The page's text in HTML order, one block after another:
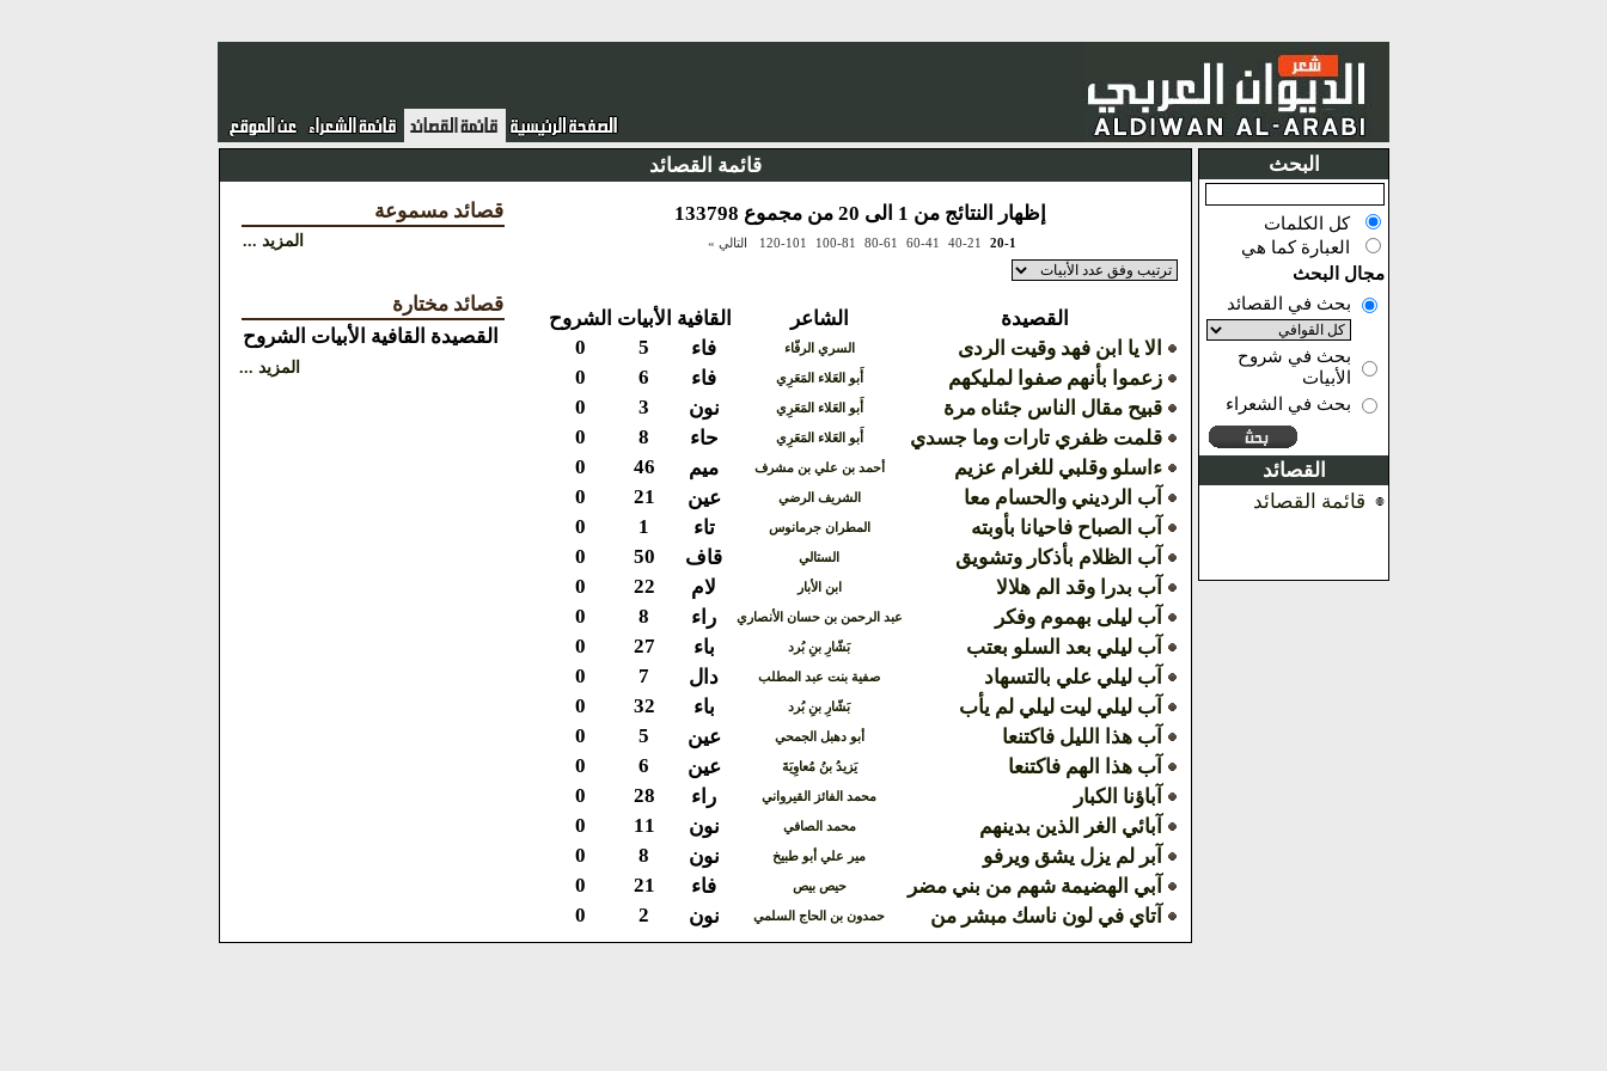
البحث
كل الكلمات
العبارة كما هي
مجال البحث
بحث في القصائد
بحث في شروح
الأبيات
بحث في الشعراء
القصائد
قائمة القصائد
قائمة القصائد
إظهار النتائج من 1 الى 20 من مجموع 133798
20-1
40-21
60-41
80-61
100-81
120-101 التالي »
القصيدة الشاعر القافية الأبيات الشروح
الا يا ابن فهد وقيت الردى
السري الرفّاء فاء 5
0
زعموا بأنهم صفوا لمليكهم
أَبو العَلاء المَعَرِي فاء 6
0
قبيح مقال الناس جئناه مرة
أَبو العَلاء المَعَرِي نون 3
0
قلمت ظفري تارات وما جسدي
أَبو العَلاء المَعَرِي حاء 8
0
ءاسلو وقلبي للغرام عزيم
أحمد بن علي بن مشرف ميم 46
0
آب الرديني والحسام معا
الشريف الرضي عين 21
0
آب الصباح فاحيانا بأوبته
المطران جرمانوس تاء 1
0
آب الظلام بأذكار وتشويق
الستالي قاف 50
0
آب بدرا وقد الم هلالا
ابن الأبار لام 22
0
آب ليلى بهموم وفكر
عبد الرحمن بن حسان الأنصاري راء 8
0
آب ليلي بعد السلو بعتب
بَشّارِ بنِ بُرد باء 27
0
آب ليلي علي بالتسهاد
صفية بنت عبد المطلب دال 7
0
آب ليلي ليت ليلي لم يأب
بَشّارِ بنِ بُرد باء 32
0
آب هذا الليل فاكتنعا
أبو دهبل الجمحي عين 5
0
آب هذا الهم فاكتنعا
يَزيدُ بنُ مُعاوِيَةَ عين 6
0
آباؤنا الكبار
محمد الفائز القيرواني راء 28
0
آبائي الغر الذين بدينهم
محمد الصافي نون 11
0
آبر لم يزل يشق ويرفو
مير علي أبو طبيخ نون 8
0
آبي الهضيمة شهم من بني مضر
حيص بيص فاء 21
0
آتاي في لون ناسك مبشر من
حمدون بن الحاج السلمي نون 2
0
قصائد مسموعة
المزيد ...
قصائد مختارة
القصيدة القافية الأبيات الشروح
المزيد ...